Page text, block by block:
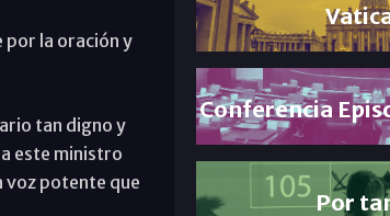
por la oración y
tan digno y
este ministro
voz potente que
Conferencia
Por